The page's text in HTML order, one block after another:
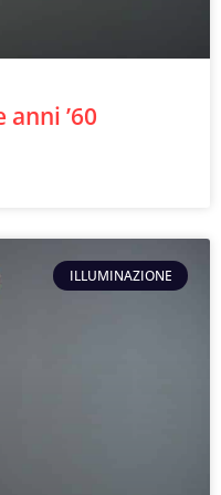
’60
ILLUMINAZIONE